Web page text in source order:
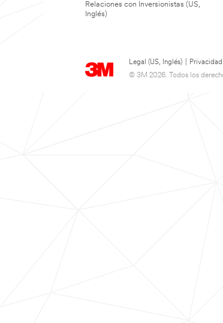
Relaciones con Inversionistas (US,
Inglés)
Legal (US, Inglés)
© 3M 2026. Todos los